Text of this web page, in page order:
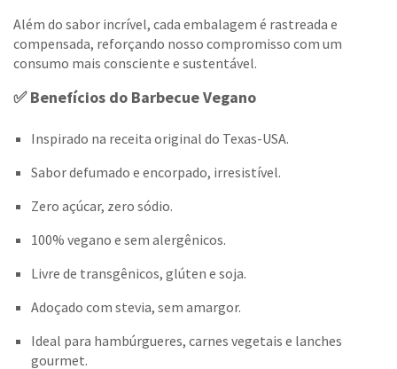
Além do sabor incrível, cada embalagem é rastreada e
compensada, reforçando nosso compromisso com um
consumo mais consciente e sustentável.
✅ Benefícios do Barbecue Vegano
Inspirado na receita original do Texas-USA.
Sabor defumado e encorpado, irresistível.
Zero açúcar, zero sódio.
100% vegano e sem alergênicos.
Livre de transgênicos, glúten e soja.
Adoçado com stevia, sem amargor.
Ideal para hambúrgueres, carnes vegetais e lanches
gourmet.